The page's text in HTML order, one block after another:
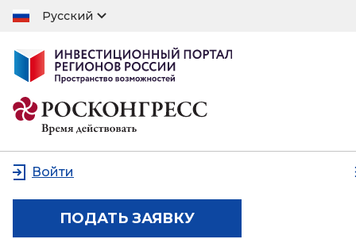
Русский
ПОДАТЬ ЗАЯВКУ
Войти